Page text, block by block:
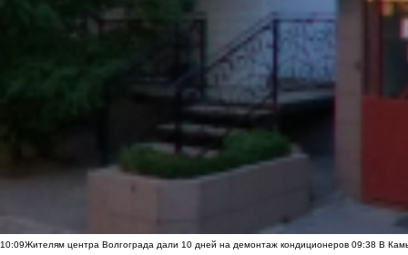
10:09Жителям центра Волгограда дали 10 дней на демонтаж кондиционеров 09:38 В